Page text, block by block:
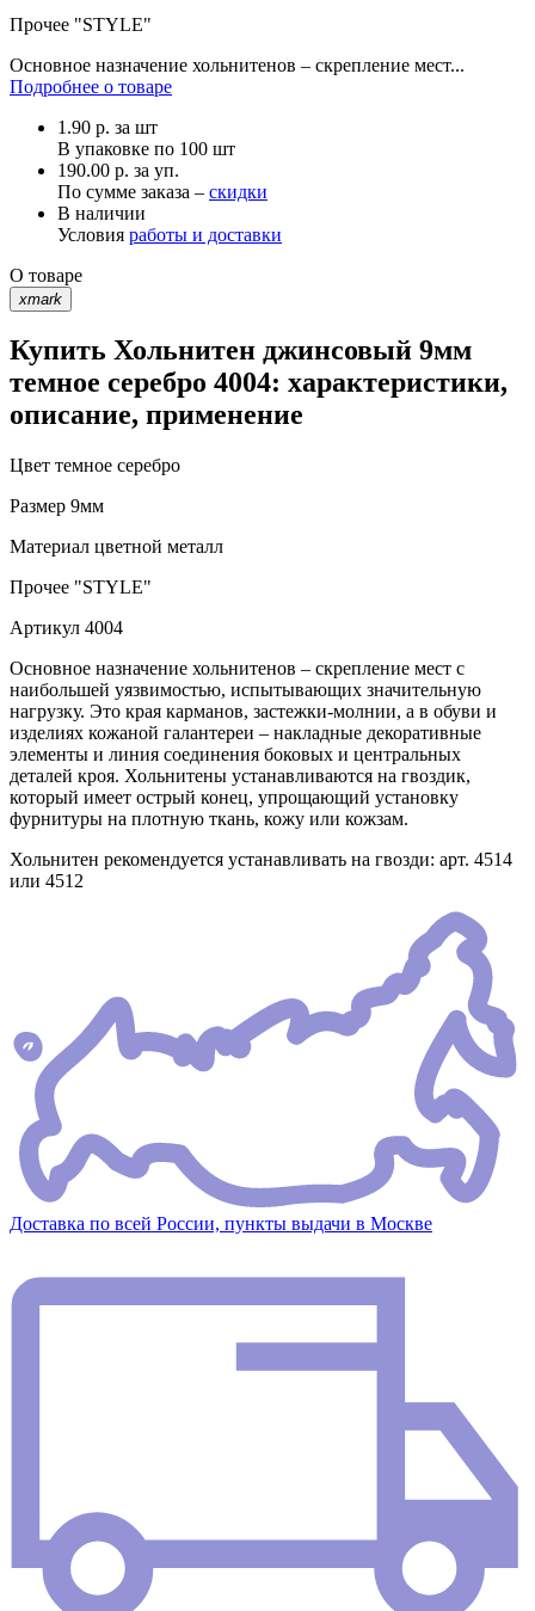
Прочее "STYLE"
Основное назначение хольнитенов – скрепление мест...
Подробнее о товаре
1.90 р. за шт
В упаковке по 100 шт
190.00 р. за уп.
По сумме заказа – скидки
В наличии
Условия работы и доставки
О товаре
xmark
Купить Хольнитен джинсовый 9мм
темное серебро 4004: характеристики,
описание, применение
Цвет темное серебро
Размер 9мм
Материал цветной металл
Прочее "STYLE"
Артикул 4004
Основное назначение хольнитенов – скрепление мест с
наибольшей уязвимостью, испытывающих значительную
нагрузку. Это края карманов, застежки-молнии, а в обуви и
изделиях кожаной галантереи – накладные декоративные
элементы и линия соединения боковых и центральных
деталей кроя. Хольнитены устанавливаются на гвоздик,
который имеет острый конец, упрощающий установку
фурнитуры на плотную ткань, кожу или кожзам.
Хольнитен рекомендуется устанавливать на гвозди: арт. 4514
или 4512
Доставка по всей России, пункты выдачи в Москве